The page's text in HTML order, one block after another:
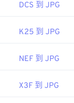
DCS 到 JPG
K25 到 JPG
NEF 到 JPG
X3F 到 JPG